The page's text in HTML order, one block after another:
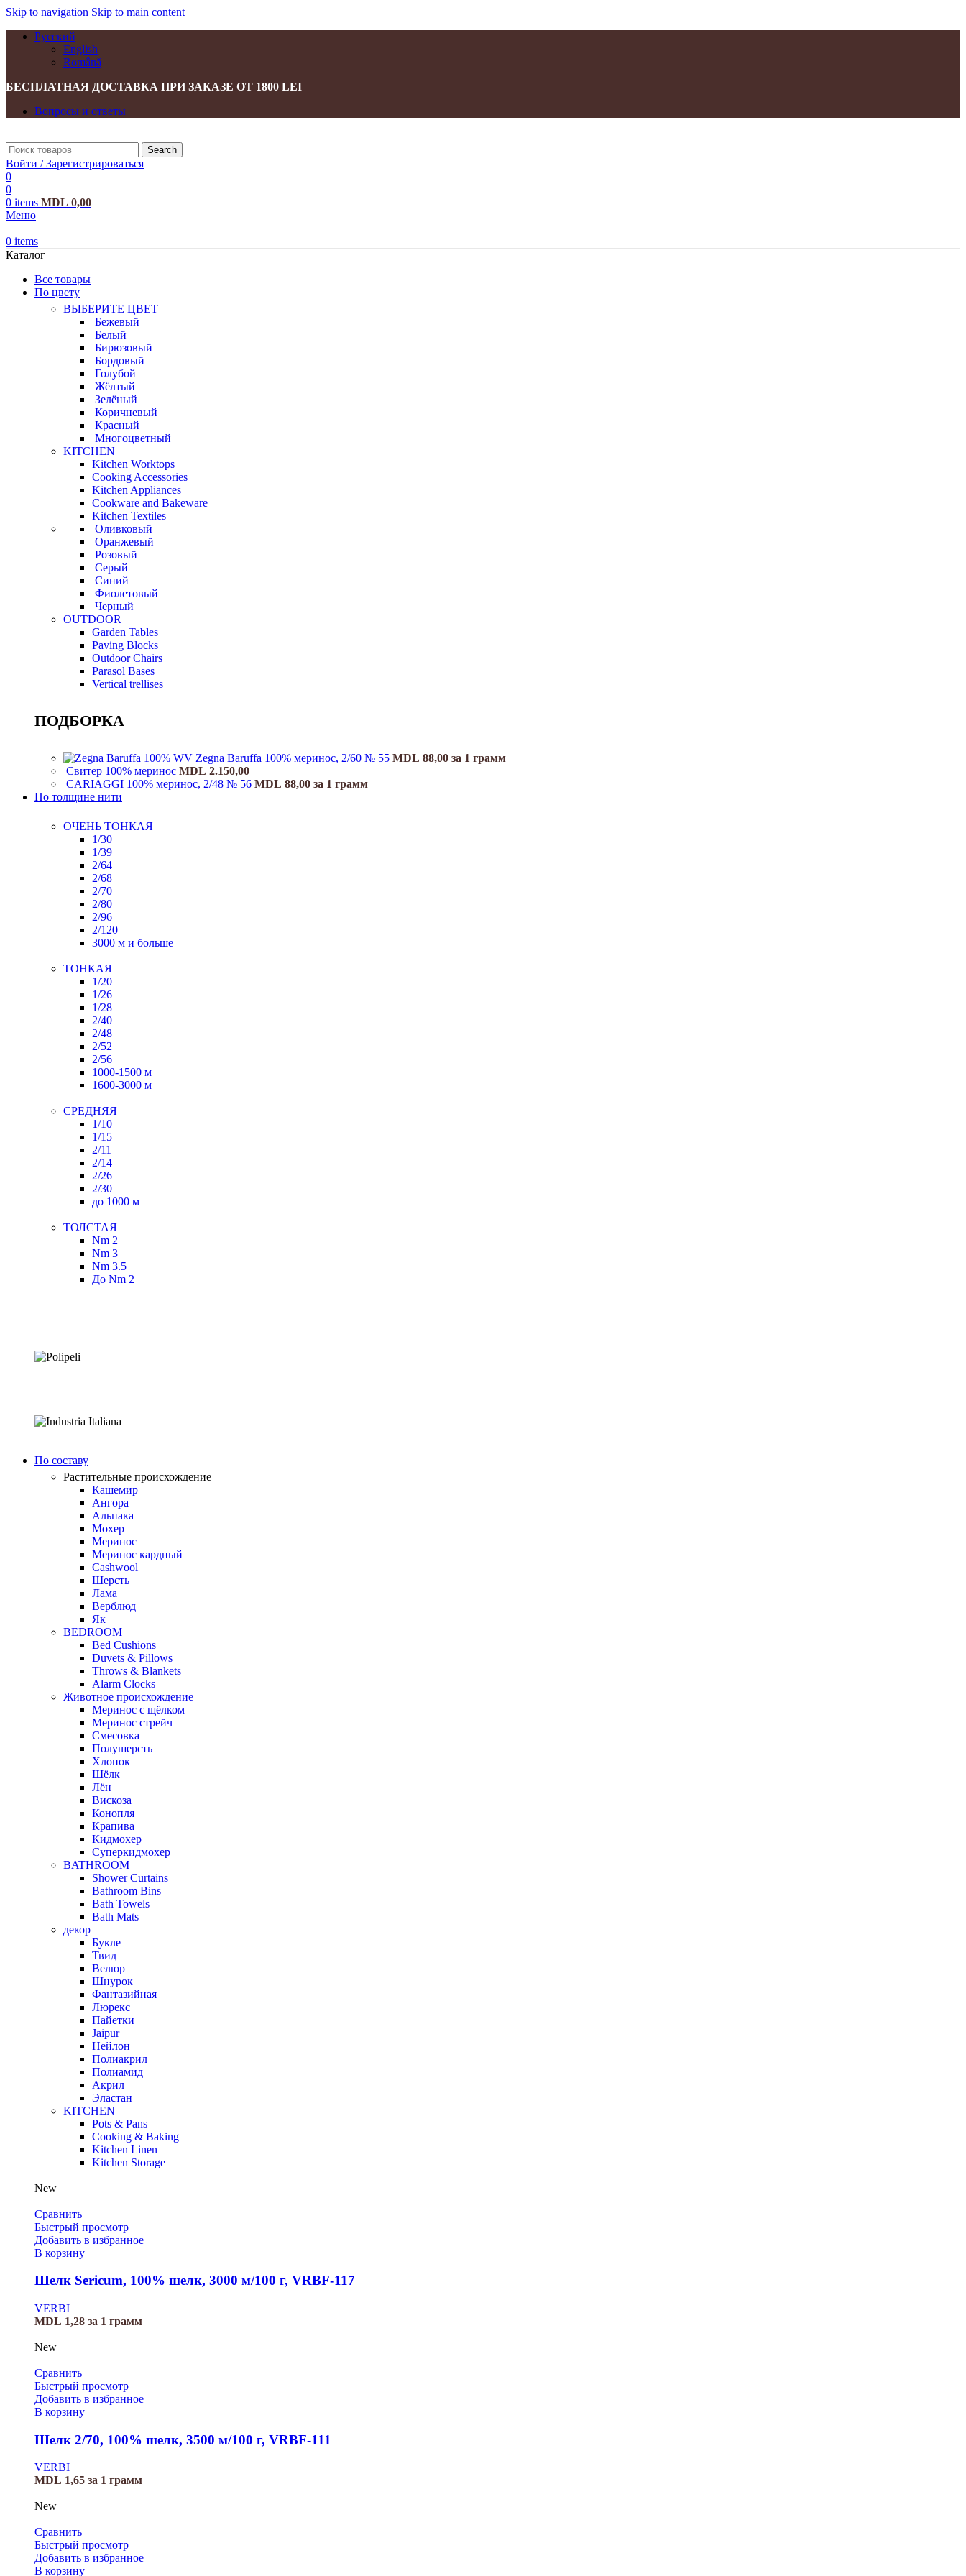
Skip to navigation Skip to main content
Русский
English
Română
БЕСПЛАТНАЯ ДОСТАВКА ПРИ ЗАКАЗЕ ОТ 1800 LEI
Вопросы и ответы
Search
Войти / Зарегистрироваться
0
0
0 items MDL 0,00
Меню
0 items
Каталог
Все товары
По цвету
ВЫБЕРИТЕ ЦВЕТ
Бежевый
Белый
Бирюзовый
Бордовый
Голубой
Жёлтый
Зелёный
Коричневый
Красный
Многоцветный
KITCHEN
Kitchen Worktops
Cooking Accessories
Kitchen Appliances
Cookware and Bakeware
Kitchen Textiles
Оливковый
Оранжевый
Розовый
Серый
Синий
Фиолетовый
Черный
OUTDOOR
Garden Tables
Paving Blocks
Outdoor Chairs
Parasol Bases
Vertical trellises
ПОДБОРКА
Zegna Baruffa 100% меринос, 2/60 № 55 MDL 88,00 за 1 грамм
Свитер 100% меринос MDL 2.150,00
CARIAGGI 100% меринос, 2/48 № 56 MDL 88,00 за 1 грамм
По толщине нити
ОЧЕНЬ ТОНКАЯ
1/30
1/39
2/64
2/68
2/70
2/80
2/96
2/120
3000 м и больше
ТОНКАЯ
1/20
1/26
1/28
2/40
2/48
2/52
2/56
1000-1500 м
1600-3000 м
СРЕДНЯЯ
1/10
1/15
2/11
2/14
2/26
2/30
до 1000 м
ТОЛСТАЯ
Nm 2
Nm 3
Nm 3.5
До Nm 2
По составу
Растительные происхождение
Кашемир
Ангора
Альпака
Мохер
Меринос
Меринос кардный
Cashwool
Шерсть
Лама
Верблюд
Як
BEDROOM
Bed Cushions
Duvets & Pillows
Throws & Blankets
Alarm Clocks
Животное происхождение
Меринос с щёлком
Меринос стрейч
Смесовка
Полушерсть
Хлопок
Шёлк
Лён
Вискоза
Конопля
Крапива
Кидмохер
Суперкидмохер
BATHROOM
Shower Curtains
Bathroom Bins
Bath Towels
Bath Mats
декор
Букле
Твид
Велюр
Шнурок
Фантазийная
Люрекс
Пайетки
Jaipur
Нейлон
Полиакрил
Полиамид
Акрил
Эластан
KITCHEN
Pots & Pans
Cooking & Baking
Kitchen Linen
Kitchen Storage
New
Сравнить
Быстрый просмотр
Добавить в избранное
В корзину
Шелк Sericum, 100% шелк, 3000 м/100 г, VRBF-117
VERBI
MDL 1,28 за 1 грамм
New
Сравнить
Быстрый просмотр
Добавить в избранное
В корзину
Шелк 2/70, 100% шелк, 3500 м/100 г, VRBF-111
VERBI
MDL 1,65 за 1 грамм
New
Сравнить
Быстрый просмотр
Добавить в избранное
В корзину